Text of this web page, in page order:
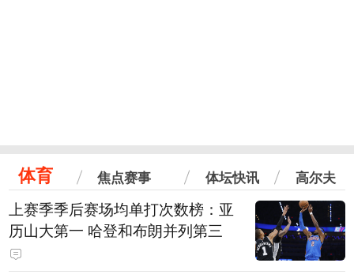
体育 焦点赛事 体坛快讯 高尔夫
上赛季季后赛场均单打次数榜：亚
历山大第一 哈登和布朗并列第三